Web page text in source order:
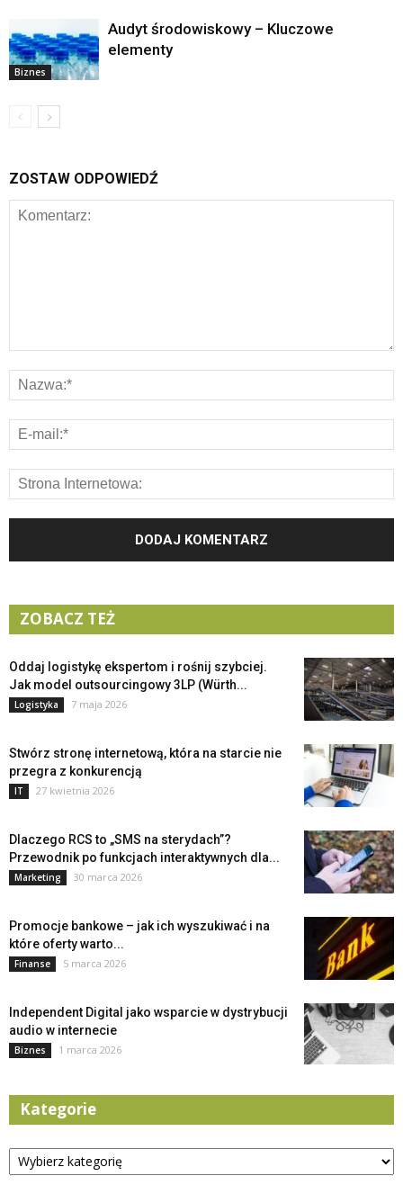
Biznes
Audyt środowiskowy – Kluczowe
elementy
ZOSTAW ODPOWIEDŹ
ZOBACZ TEŻ
Oddaj logistykę ekspertom i rośnij szybciej.
Jak model outsourcingowy 3LP (Würth...
Logistyka 7 maja 2026
Stwórz stronę internetową, która na starcie nie
przegra z konkurencją
IT 27 kwietnia 2026
Dlaczego RCS to „SMS na sterydach”?
Przewodnik po funkcjach interaktywnych dla...
Marketing 30 marca 2026
Promocje bankowe – jak ich wyszukiwać i na
które oferty warto...
Finanse 5 marca 2026
Independent Digital jako wsparcie w dystrybucji
audio w internecie
Biznes 1 marca 2026
Kategorie
Kategorie